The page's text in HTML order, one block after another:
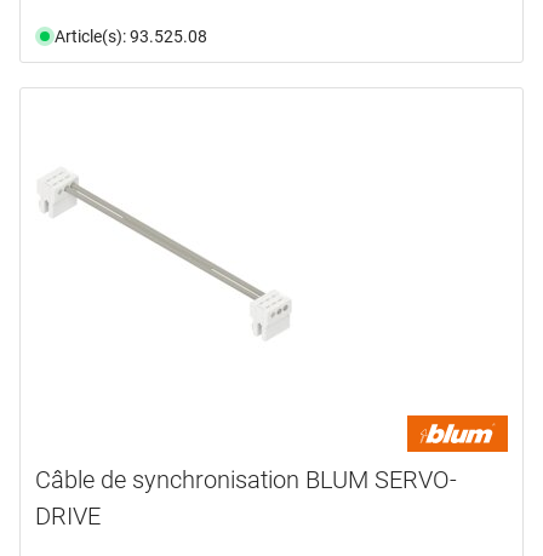
Article(s): 93.525.08
Câble de synchronisation BLUM SERVO-
DRIVE